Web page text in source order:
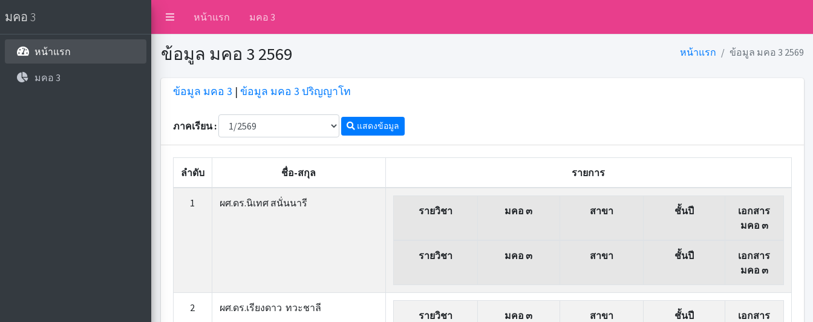
หน้าแรก มคอ 3
มคอ 3
หน้าแรก
มคอ 3
ข้อมูล มคอ 3 2569 หน้าแรก ข้อมูล มคอ 3 2569
ข้อมูล มคอ 3 | ข้อมูล มคอ 3 ปริญญาโท
ภาคเรียน : แสดงข้อมูล
ลำดับ ชื่อ-สกุล รายการ
1 ผศ.ดร.นิเทศ สนั่นนารี
รายวิชา มคอ ๓ สาขา ชั้นปี
เอกสาร
มคอ ๓
รายวิชา มคอ ๓ สาขา ชั้นปี
เอกสาร
มคอ ๓
2 ผศ.ดร.เรียงดาว ทวะชาลี
รายวิชา มคอ ๓ สาขา ชั้นปี
เอกสาร